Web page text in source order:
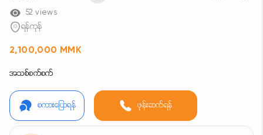
52 views
ရန်ကုန်
2,100,000 MMK
အသစ်စက်စက်
စကားပြောရန် ဖုန်းဆက်ရန်